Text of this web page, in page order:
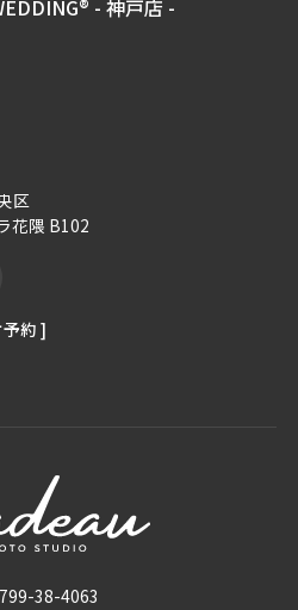
- 神戸店 -
区
花隈 B102
約 ]
38-4063